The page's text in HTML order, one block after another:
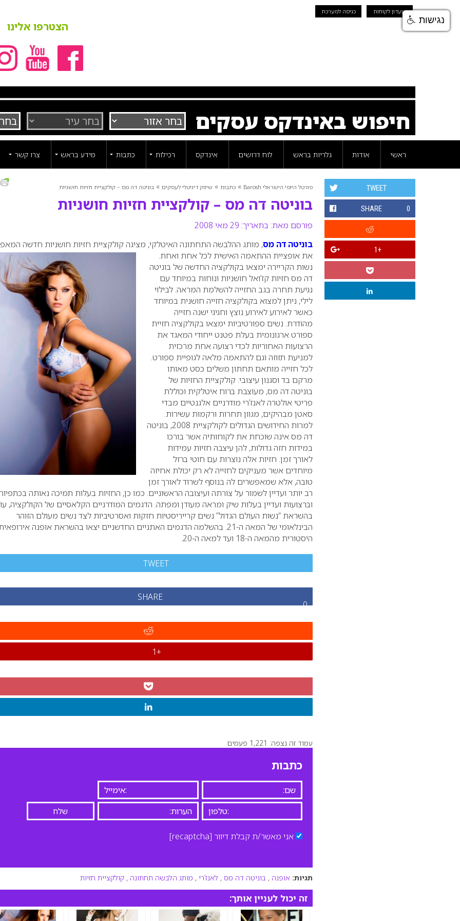
מועדון לקוחות כניסה למערכת
הצטרפו אלינו
חיפוש באינדקס עסקים
ראשי אודות גלריות בראש לוח דרושים אינדקס רכילות כתבות מידע בראש צרו קשר
פורטל היופי הישראלי Barosh » כתבות » שיווק דיגיטלי לעסקים » בוניטה דה מס – קולקציית חזיות חושניות
בוניטה דה מס – קולקציית חזיות חושניות
פורסם מאת: בתאריך: 29 מאי 2008
TWEET
SHARE 0
+1 בוניטה דה מס, מותג ההלבשה התחתונה האיטלקי, מציגה קולקציית חזיות חושניות חדשה
את אופציית ההתאמה האישית לכל אחת ואחת.
נשות הקריירה ימצאו בקולקציה החדשה של בוניטה
דה מס חזיות קז’ואל חושניות ונוחות במיוחד עם
נגיעת תחרה בגב החזייה להשלמת המראה. לבילוי
לילי, ניתן למצוא בקולקציה חזייה חושנית במיוחד
כאשר לאירוע לאירוע נוצץ וחגיגי ישנה חזייה
מהודרת. נשים ספורטיביות ימצאו בקולקציה חזיית
ספורט ארגונומית בעלת פטנט ייחודי המאגד את
הרצועות האחוריות לכדי רצועה אחת מרכזית
למניעת תזוזה וגם להתאמה מלאה לגופיית ספורט.
לכל חזייה מותאם תחתון משלים כסט מאותו
מרקם בד וסגנון עיצובי. קולקציית החזיות של
בוניטה דה מס, מעוצבת ברוח איטלקית וכוללת
פריטי אולטרה לאנז’רי מודרניים אלגנטיים מבדי
סאטן מבהיקים, מגוון תחרות ורקמות עשירות.
למרות החידושים הגדולים לקולקציית 2008, בוניטה
דה מס אינה שוכחת את לקוחותיה אשר בורכו
במידות חזה גדולות, להן עיצבה חזיות עמידות
לאורך זמן. חזיות אלה נוצרות עם חוטי ברזל
מיוחדים אשר מעניקים לחזייה לא רק יכולת אחיזה
טובה, אלא שמאפשרים לה בנוסף לשרוד לאורך זמן
רב יותר ועדיין לשמור על צורתה ועיצובה הראשוניים. כמו כן, החזיות בעלות תמיכה נאותה
וברצועות ועדיין בעלות שיק ומראה מעודן ומפתה. הדגמים המודרניים הקלאסיים של הקולקציה,
בהשראת “נשות העולם הגדול” נשים קרייריסטיות חזקות ואסרטיביות לצד נשים מעולם הזוהר
הבינלאומי של המאה ה-21. בהשלמה הדגמים האתניים החדשניים יצאו בהשראת אופנה
היסטורית מהמאה ה-18 ועד למאה ה-20.
TWEET
SHARE
0
+1
עמוד זה נצפה: 1,221 פעמים
כתבות
אני מאשר/ת קבלת דיוור [recaptcha]
תגיות: אופנה , בוניטה דה מס , לאנז’רי , מותג הלבשה תחתונה , קולקציית חזיות
זה יכול לעניין אותך:
נגישות